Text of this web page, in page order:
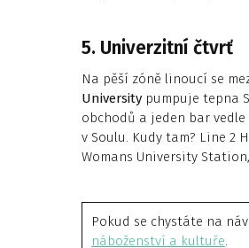
5. Univerzitní čtvrť
Na pěší zóně linoucí se
University pumpuje tepna
obchodů a jeden bar
v Soulu. Kudy tam? Line 2
Womans University
Pokud se chystáte na
náboženství a kultuře.